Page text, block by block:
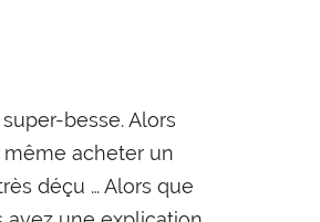
besse. Alors
même acheter un
déçu … Alors que